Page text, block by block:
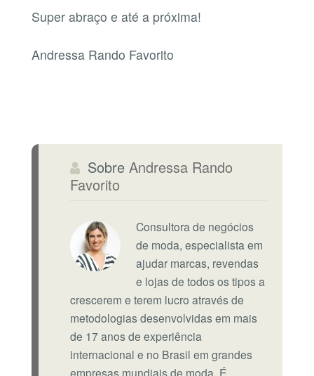
Super abraço e até a próxima!
Andressa Rando Favorito
Sobre Andressa Rando
Favorito
Consultora de negócios
de moda, especialista em
ajudar marcas, revendas
e lojas de todos os tipos a
crescerem e terem lucro através de
metodologias desenvolvidas em mais
de 17 anos de experiência
internacional e no Brasil em grandes
empresas mundiais de moda. É